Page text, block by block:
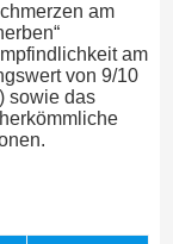
am
am
von 9/10
sowie das